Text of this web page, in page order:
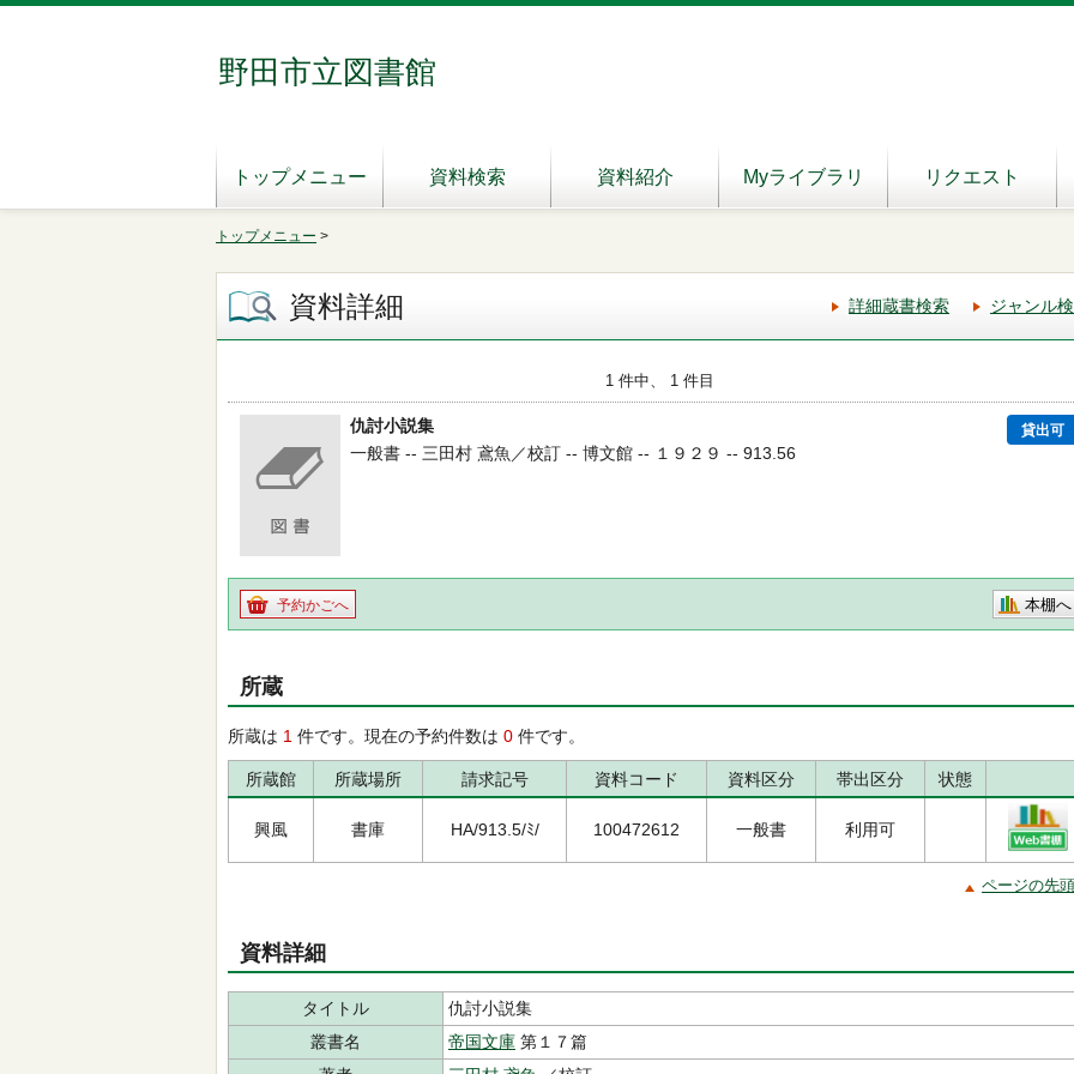
野田市立図書館
トップメニュー 資料検索 資料紹介 Myライブラリ リクエスト
トップメニュー >
資料詳細 詳細蔵書検索 ジャンル
1 件中、 1 件目
仇討小説集 貸出可
一般書 -- 三田村 鳶魚／校訂 -- 博文館 -- １９２９ -- 913.56
予約かごへ 本棚へ
所蔵
所蔵は 1 件です。現在の予約件数は 0 件です。
所蔵館 所蔵場所 請求記号 資料コード 資料区分 帯出区分 状態
興風 書庫 HA/913.5/ﾐ/ 100472612 一般書 利用可
ページの先
資料詳細
タイトル
仇討小説集
叢書名
帝国文庫 第１７篇